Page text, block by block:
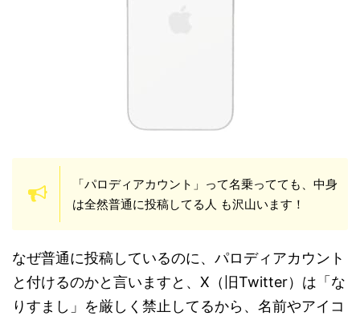
「パロディアカウント」って名乗ってても、中身
は全然普通に投稿してる人 も沢山います！
なぜ普通に投稿しているのに、パロディアカウント
と付けるのかと言いますと、X（旧Twitter）は「な
りすまし」を厳しく禁止してるから、名前やアイコ